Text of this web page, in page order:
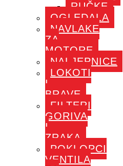
RUČKE
OGLEDALA
NAVLAKE
ZA
MOTORE
NALJEPNICE
LOKOTI
I
BRAVE
FILTERI
GORIVA
I
ZRAKA
POKLOPCI
VENTILA